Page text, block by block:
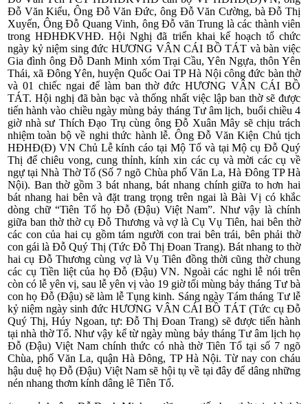
Đỗ Văn Kiểu, Ông Đỗ Văn Đức, ông Đỗ Văn Cường, bà Đỗ Thị
Xuyến, Ông Đỗ Quang Vinh, ông Đỗ văn Trung là các thành viên
trong HĐHĐKVHĐ. Hội Nghị đã triển khai kế hoạch tổ chức
ngày kỷ niệm sing đức HƯƠNG VÂN CÁI BỒ TÁT và bàn việc
Gia đình ông Đỗ Danh Minh xóm Trại Cầu, Yên Ngựa, thôn Yên
Thái, xã Đông Yên, huyện Quốc Oai TP Hà Nội công đức bàn thờ
và 01 chiếc ngai để làm ban thờ đức HƯƠNG VÂN CÁI BỒ
TÁT. Hội nghị đã bàn bạc và thống nhất việc lập ban thờ sẽ được
tiến hành vào chiều ngày mùng bảy tháng Tư âm lịch, buổi chiều 4
giờ nhà sư Thích Đạo Trụ cùng ông Đỗ Xuân Mây sẽ chịu trách
nhiệm toàn bộ về nghi thức hành lễ. Ông Đỗ Văn Kiện Chủ tịch
HĐHĐ(Đ) VN Chủ Lễ kính cáo tại Mộ Tổ và tại Mộ cụ Đỗ Quý
Thị để chiêu vong, cung thỉnh, kính xin các cụ và mời các cụ về
ngự tại Nhà Thờ Tổ (Số 7 ngõ Chùa phố Văn La, Hà Đông TP Hà
Nội). Ban thờ gồm 3 bát nhang, bát nhang chính giữa to hơn hai
bát nhang hai bên và đặt trang trọng trên ngai là Bài Vị có khắc
dòng chữ “Tiên Tổ họ Đỗ (Đậu) Việt Nam”. Như vậy là chính
giữa ban thờ thờ cụ Đỗ Thương và vợ là Cụ Vụ Tiên, hai bên thờ
các con của hai cụ gồm tám người con trai bên trái, bên phải thờ
con gái là Đỗ Quý Thị (Tức Đỗ Thị Đoan Trang). Bát nhang to thờ
hai cụ Đỗ Thương cùng vợ là Vụ Tiên đồng thời cũng thờ chung
các cụ Tiền liệt của họ Đỗ (Đậu) VN. Ngoài các nghi lễ nói trên
còn có lễ yên vị, sau lễ yên vị vào 19 giờ tối mùng bảy tháng Tư bà
con họ Đỗ (Đậu) sẽ làm lễ Tụng kinh. Sáng ngày Tám tháng Tư lễ
kỷ niệm ngày sinh đức HƯƠNG VÂN CÁI BỒ TÁT (Tức cụ Đỗ
Quý Thị, Húy Ngoan, tự: Đỗ Thị Đoan Trang) sẽ được tiến hành
tại nhà thờ Tổ. Như vậy kể từ ngày mùng bảy tháng Tư âm lịch họ
Đỗ (Đậu) Việt Nam chính thức có nhà thờ Tiên Tổ tại số 7 ngõ
Chùa, phố Văn La, quận Hà Đông, TP Hà Nội. Từ nay con cháu
hậu duệ họ Đỗ (Đậu) Việt Nam sẽ hội tụ về tại đây để dâng những
nén nhang thơm kính dâng lê Tiên Tổ.